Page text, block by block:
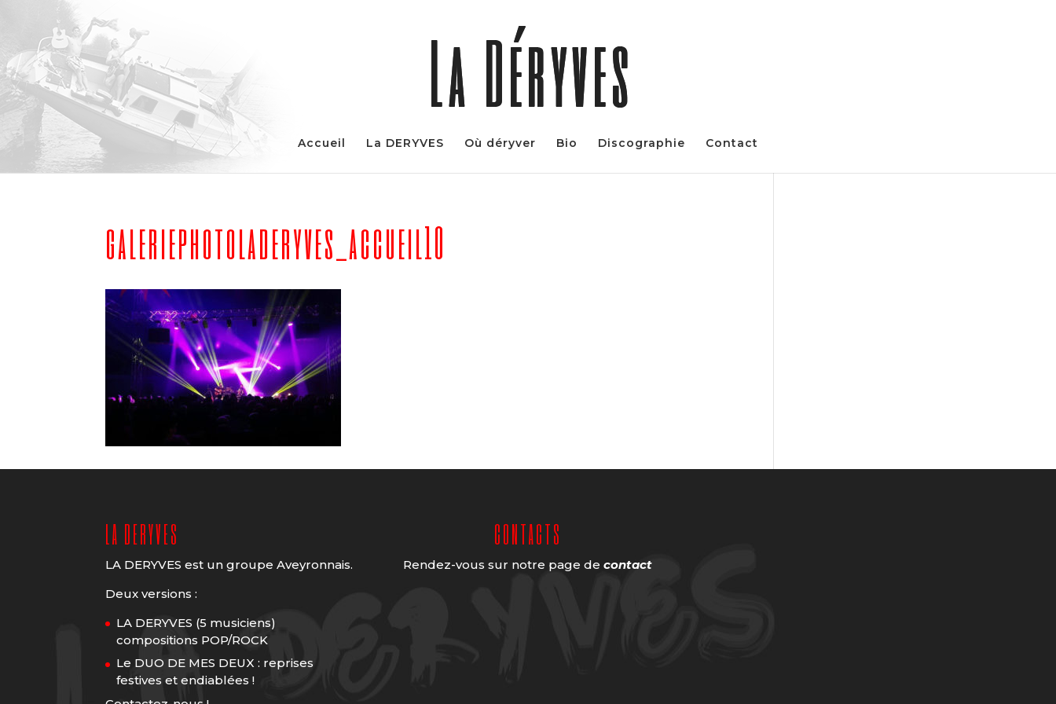
Accueil La DERYVES Où déryver Bio Discographie Contact
galeriephotoladeryves_accueil10
LA DERYVES
LA DERYVES est un groupe Aveyronnais.
Deux versions :
LA DERYVES (5 musiciens)
compositions POP/ROCK
Le DUO DE MES DEUX : reprises
festives et endiablées !
CONTACTS
Rendez-vous sur notre page decontact